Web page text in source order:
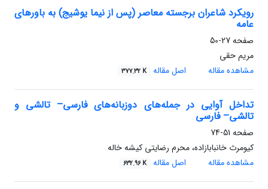
رویکرد شاعران برجسته معاصر (پس از نیما یوشیج) به باورهای
عامه
صفحه27-50
مریم حقی
مشاهده مقاله
اصل مقاله 377.32 K
تداخل آوایی در جمله‌های دوزبانه‌های فارسی– تالشی و
تالشی– فارسی
صفحه 51-74
کیومرث خانبابازاده، محرم رضایتی کیشه خاله
مشاهده مقاله
اصل مقاله 632.96 K